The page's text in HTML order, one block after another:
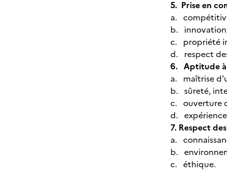
5. Prise en
a.
b.
c. propriété
d. respect
6. Aptitude à
a. maîtrise
b. sûreté,
c. ouverture
d.
7. Respect
a.
b.
c. éthique.